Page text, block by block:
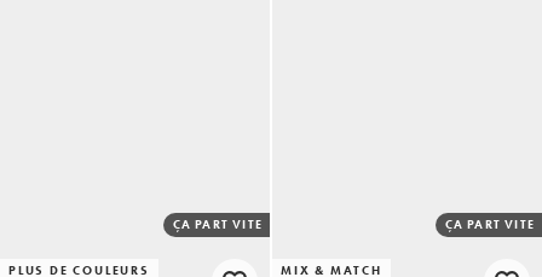
PLUS DE COULEURS
ÇA PART VITE
MIX & MATCH
ÇA PART VITE